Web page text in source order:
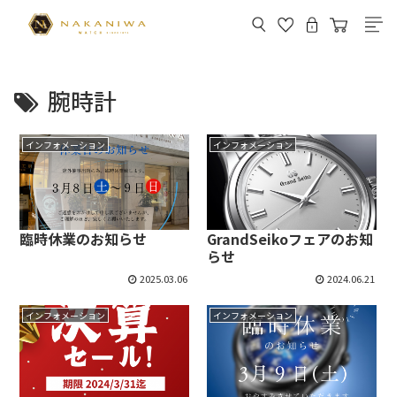
腕時計
インフォメーション
臨時休業のお知らせ
2025.03.06
インフォメーション
GrandSeikoフェアのお知
らせ
2024.06.21
インフォメーション インフォメーション